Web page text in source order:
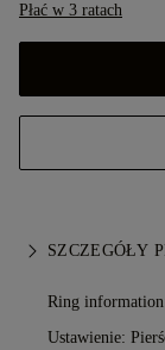
Płać w 3 ratach
SZCZEGÓŁY
Ring
Ustawienie: